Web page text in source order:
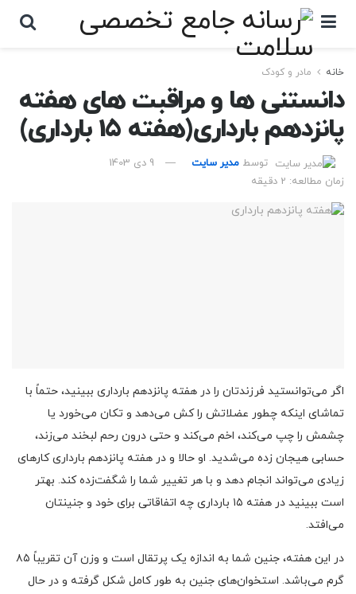
خانه مادر و کودک
دانستنی ها و مراقبت های هفته
پانزدهم بارداری(هفته 15 بارداری)
توسط مدیر سایت
9 دی 1403
زمان مطالعه: 2 دقیقه
اگر می‌توانستید فرزندتان را در هفته پانزدهم بارداری ببینید، حتماً با
تماشای اینکه چطور عضلاتش را کش می‌دهد و تکان می‌خورد یا
چشمش را چپ می‌کند، اخم می‌کند و حتی درون رحم لبخند می‌زند،
حسابی هیجان زده می‌شدید. او حالا و در هفته پانزدهم بارداری کارهای
زیادی می‌تواند انجام دهد و با هر تغییر شما را شگفت‌زده کند. بهتر
است ببینید در هفته ۱۵ بارداری چه اتفاقاتی برای خود و جنینتان
می‌افتد.
در این هفته، جنین شما به اندازه یک پرتقال است و وزن آن تقریباً ۸۵
گرم می‌باشد. استخوان‌های جنین به طور کامل شکل گرفته و در حال